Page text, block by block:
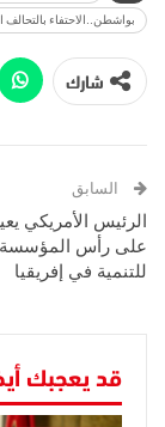
بواشطن..الاحتفاء بالتحالف
شارك
السابق
الرئيس الأمريكي
على رأس المؤسسة
للتنمية في إفريقيا
قد يعجبك